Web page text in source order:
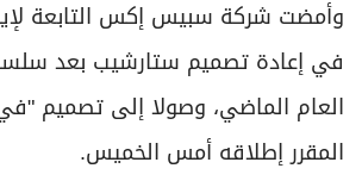
وألغت سبيس إكس عملية الإطلاق
الإقلاع المخطط له، بعد عدة توقفات
نتجت عن قراءات تتعلق بدرجة حرارة
وقال ماسك على منصة ​إكس إن دبوسا